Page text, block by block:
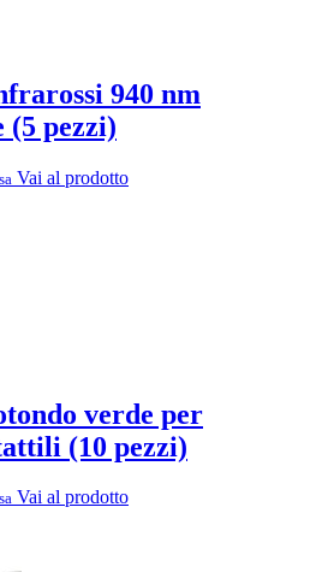
940 nm
pezzi)
Vai al prodotto
verde per
(10 pezzi)
Vai al prodotto